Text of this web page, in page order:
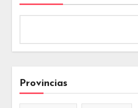
Provincias